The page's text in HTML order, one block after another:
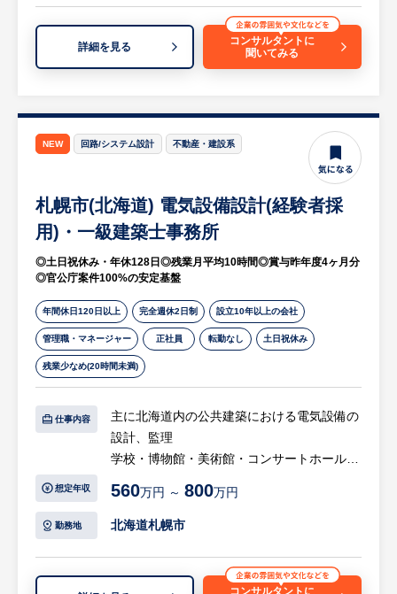
【具体的には…】
義・設計・テスト・運用・保守まで、すべて
のフェーズにおいて幅広いアプリケーション
に対応したスキルを活用したシステムを開発
■技術支援：
即戦力となる技術者をお客様のオフィスに常
持、管理を担当するサービスです。
者、Webに精通した技術者、プロジェクト管
理を担うことのできる技術者、特定の業種や
業態の専門知識、ノウハウをもった技術者な
ど、お客様のさまざまなニーズにこたえま
■システム製品販売：
当社のシステム開発、運用サポートサービス
にプラスして、最適なハードウエア、ソフト
ウエアの選定や調達までを幅広く行っていま
IBM製品をはじめ、幅広い取り扱い製品のな
しっかり把握した上で、もっともふさわしい
製品を柔軟に組み合わせて提案します。
詳細を見る
コンサルタントに
聞いてみる
NEW 回路/システム設計 不動産・建設系
札幌市(北海道) 電気設備設計(経験者採
用)・一級建築士事務所
◎土日祝休み・年休128日◎残業月平均10時間◎賞与昨年度4ヶ月分
◎官公庁案件100%の安定基盤
年間休日120日以上 完全週休2日制 設立10年以上の会社
管理職・マネージャー 正社員 転勤なし 土日祝休み
残業少なめ(20時間未満)
仕事内容
主に北海道内の公共建築における電気設備の
設計、監理
学校・博物館・美術館・コンサートホール・
どの行政施設、集合住宅（中層、高層）など
の新築、改築、改修等の官公庁の元請の業務
想定年収 560万円 ～ 800万円
勤務地 北海道札幌市